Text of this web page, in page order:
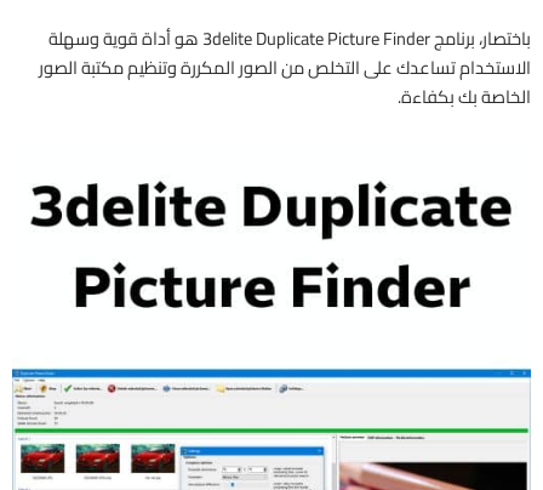
باختصار، برنامج 3delite Duplicate Picture Finder هو أداة قوية وسهلة
الاستخدام تساعدك على التخلص من الصور المكررة وتنظيم مكتبة الصور
الخاصة بك بكفاءة.